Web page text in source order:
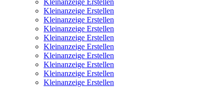
Kleinanzeige Erstellen
Kleinanzeige Erstellen
Kleinanzeige Erstellen
Kleinanzeige Erstellen
Kleinanzeige Erstellen
Kleinanzeige Erstellen
Kleinanzeige Erstellen
Kleinanzeige Erstellen
Kleinanzeige Erstellen